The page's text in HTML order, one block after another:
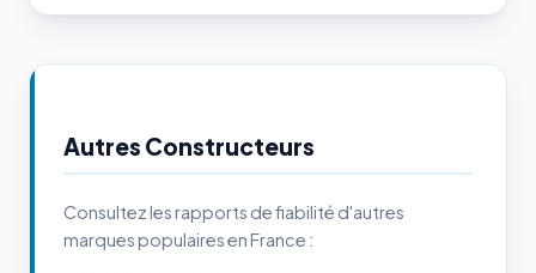
Autres Constructeurs
Consultez les rapports de fiabilité d'autres
marques populaires en France :